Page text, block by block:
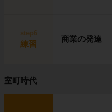
step6
練習
商業の発達
室町時代